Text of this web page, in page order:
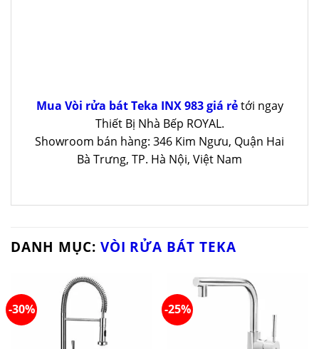
Mua Vòi rửa bát Teka INX 983 giá rẻtới ngay
Thiết Bị Nhà Bếp ROYAL.
Showroom bán hàng: 346 Kim Ngưu, Quận Hai
Bà Trưng, TP. Hà Nội, Việt Nam
DANH MỤC: VÒI RỬA BÁT TEKA
-30% -25%